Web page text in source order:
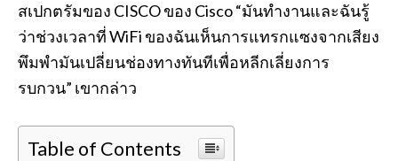
สเปกตรัมของ CISCO ของ Cisco “มันทำงานและฉันรู้
ว่าช่วงเวลาที่ WiFi ของฉันเห็นการแทรกแซงจากเสียง
พึมพำมันเปลี่ยนช่องทางทันทีเพื่อหลีกเลี่ยงการ
รบกวน” เขากล่าว
Table of Contents